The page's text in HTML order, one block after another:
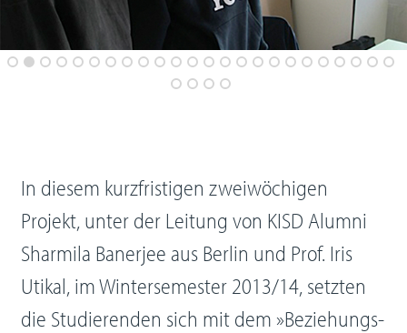
In diesem kurzfristigen zweiwöchigen
Projekt, unter der Leitung von KISD Alumni
Sharmila Banerjee aus Berlin und Prof. Iris
Utikal, im Wintersemester 2013/14, setzten
die Studierenden sich mit dem »Beziehungs-